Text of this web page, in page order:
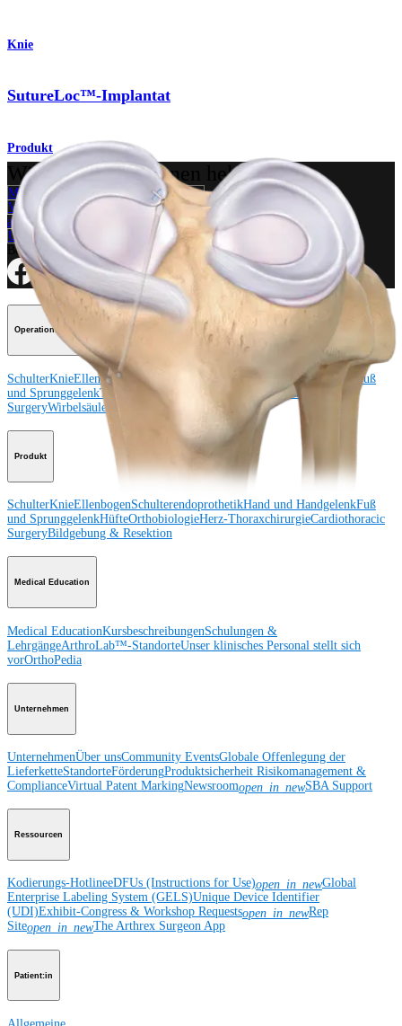
Knie
SutureLoc™-Implantat
Produkt
Wie können wir Ihnen helfen?
Medizinproduktberater:in kontaktieren
Veranstaltungen, Lab-Vorführungen und Schulungsmöglichkeiten
ansehen
Unseren Newsletter abonnieren
Besuchen Sie uns
Operationsverfahren
SchulterKnieEllenbogen Schulterendoprothetik Hand und HandgelenkFuß
und SprunggelenkTrauma Hüfte
Cardiothoracic
SurgeryWirbelsäule
Produkt
SchulterKnieEllenbogenSchulterendoprothetikHand und HandgelenkFuß
und SprunggelenkHüfteOrthobiologieHerz-ThoraxchirurgieCardiothoracic
SurgeryBildgebung & Resektion
Medical Education
Medical EducationKursbeschreibungenSchulungen &
LehrgängeArthroLab™-StandorteUnser klinisches Personal stellt sich
vorOrthoPedia
Unternehmen
UnternehmenÜber unsCommunity EventsGlobale Offenlegung der
LieferketteStandorteFörderungProduktsicherheit Risikomanagement &
ComplianceVirtual Patent MarkingNewsroomopen_in_newSBA Support
Ressourcen
Kodierungs-HotlineeDFUs (Instructions for Use)open_in_newGlobal
Enterprise Labeling System (GELS)Unique Device Identifier
(UDI)Exhibit-Congress & Workshop Requestsopen_in_newRep
Siteopen_in_newThe Arthrex Surgeon App
Patient:in